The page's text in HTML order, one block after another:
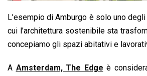
L’esempio di Amburgo è solo uno
cui l’architettura sostenibile sta
concepiamo gli spazi abitativi e
A Amsterdam, The Edge è